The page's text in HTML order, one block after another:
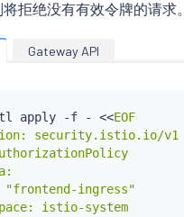
拒绝没有有效令牌的请求。
Gateway API
apply -f - <<EOF
security.istio.io/v1
"frontend-ingress"
istio-system